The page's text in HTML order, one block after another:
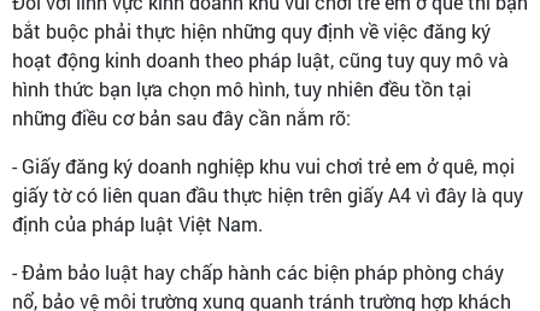
bắt buộc phải thực hiện những quy định về việc đăng ký
hoạt động kinh doanh theo pháp luật, cũng tuy quy mô và
hình thức bạn lựa chọn mô hình, tuy nhiên đều tồn tại
những điều cơ bản sau đây cần nắm rõ:
- Giấy đăng ký doanh nghiệp khu vui chơi trẻ em ở quê, mọi
giấy tờ có liên quan đầu thực hiện trên giấy A4 vì đây là quy
định của pháp luật Việt Nam.
- Đảm bảo luật hay chấp hành các biện pháp phòng cháy
nổ, bảo vệ môi trường xung quanh tránh trường hợp khách